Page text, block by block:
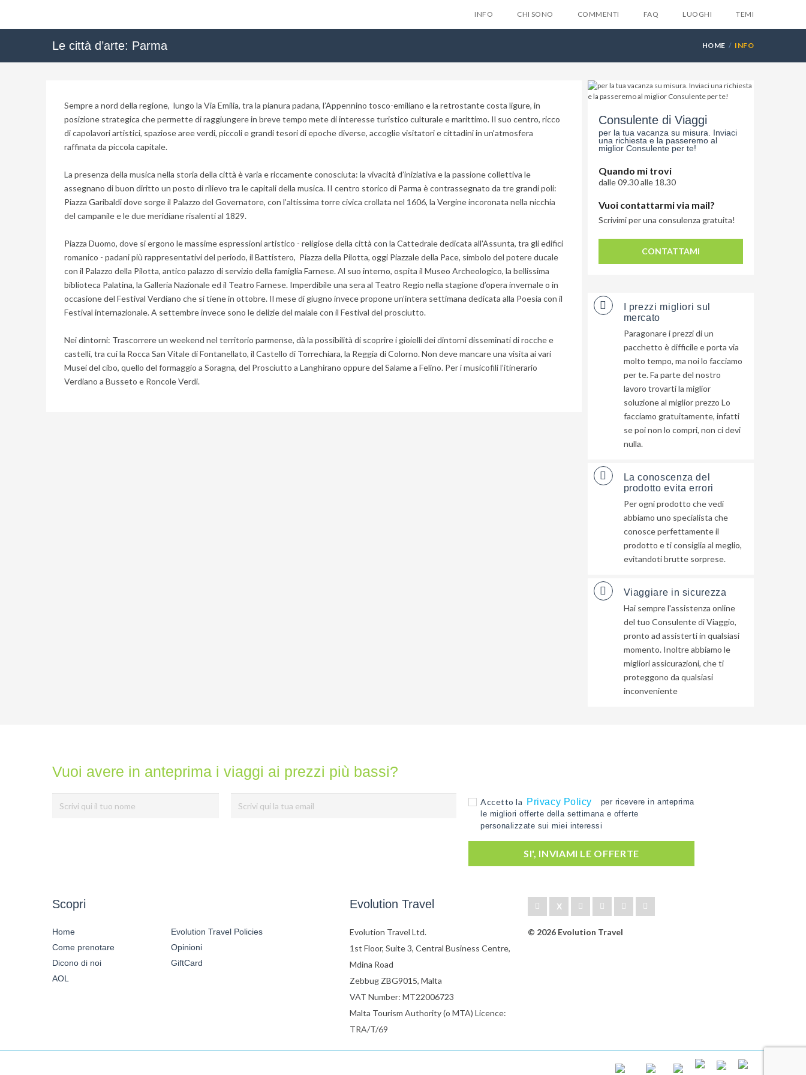
Lascia qui la tua email e ti invieremo
6 suggerimentiche
nessuno ti dara mai...
INFO CHI SONO COMMENTI FAQ LUOGHI TEMI
Le città d’arte: Parma HOME INFO
Sempre a nord della regione, lungo la Via Emilia, tra la pianura padana, l’Appennino tosco-emiliano e la retrostante costa ligure, in
posizione strategica che permette di raggiungere in breve tempo mete di interesse turistico culturale e marittimo. Il suo centro, ricco
di capolavori artistici, spaziose aree verdi, piccoli e grandi tesori di epoche diverse, accoglie visitatori e cittadini in un'atmosfera
raffinata da piccola capitale.
La presenza della musica nella storia della città è varia e riccamente conosciuta: la vivacità d’iniziativa e la passione collettiva le
assegnano di buon diritto un posto di rilievo tra le capitali della musica. II centro storico di Parma è contrassegnato da tre grandi poli:
Piazza Garibaldi dove sorge il Palazzo del Governatore, con l’altissima torre civica crollata nel 1606, la Vergine incoronata nella nicchia
del campanile e le due meridiane risalenti al 1829.
Piazza Duomo, dove si ergono le massime espressioni artistico - religiose della città con la Cattedrale dedicata all'Assunta, tra gli edifici
romanico - padani più rappresentativi del periodo, il Battistero, Piazza della Pilotta, oggi Piazzale della Pace, simbolo del potere ducale
con il Palazzo della Pilotta, antico palazzo di servizio della famiglia Farnese. Al suo interno, ospita il Museo Archeologico, la bellissima
biblioteca Palatina, la Galleria Nazionale ed il Teatro Farnese. Imperdibile una sera al Teatro Regio nella stagione d’opera invernale o in
occasione del Festival Verdiano che si tiene in ottobre. Il mese di giugno invece propone un’intera settimana dedicata alla Poesia con il
Festival internazionale. A settembre invece sono le delizie del maiale con il Festival del prosciutto.
Nei dintorni: Trascorrere un weekend nel territorio parmense, dà la possibilità di scoprire i gioielli dei dintorni disseminati di rocche e
castelli, tra cui la Rocca San Vitale di Fontanellato, il Castello di Torrechiara, la Reggia di Colorno. Non deve mancare una visita ai vari
Musei del cibo, quello del formaggio a Soragna, del Prosciutto a Langhirano oppure del Salame a Felino. Per i musicofili l’itinerario
Verdiano a Busseto e Roncole Verdi.
Consulente di Viaggi
per la tua vacanza su misura. Inviaci
una richiesta e la passeremo al
miglior Consulente per te!
Quando mi trovi
dalle 09.30 alle 18.30
Vuoi contattarmi via mail?
Scrivimi per una consulenza gratuita!
CONTATTAMI
I prezzi migliori sul
mercato
Paragonare i prezzi di un
pacchetto è difficile e porta via
molto tempo, ma noi lo facciamo
per te. Fa parte del nostro
lavoro trovarti la miglior
soluzione al miglior prezzo Lo
facciamo gratuitamente, infatti
se poi non lo compri, non ci devi
nulla.
La conoscenza del
prodotto evita errori
Per ogni prodotto che vedi
abbiamo uno specialista che
conosce perfettamente il
prodotto e ti consiglia al meglio,
evitandoti brutte sorprese.
Viaggiare in sicurezza
Hai sempre l'assistenza online
del tuo Consulente di Viaggio,
pronto ad assisterti in qualsiasi
momento. Inoltre abbiamo le
migliori assicurazioni, che ti
proteggono da qualsiasi
inconveniente
Vuoi avere in anteprima i viaggi ai prezzi più bassi?
Accetto la Privacy Policy
per ricevere in anteprima
le migliori offerte della settimana e offerte
personalizzate sui miei interessi
SI', INVIAMI LE OFFERTE
Scopri
Home
Evolution Travel Policies
Come prenotare
Opinioni
Dicono di noi
GiftCard
AOL
Evolution Travel
Evolution Travel Ltd.
1st Floor, Suite 3, Central Business Centre,
Mdina Road
Zebbug ZBG9015, Malta
VAT Number: MT22006723
Malta Tourism Authority (o MTA) Licence:
TRA/T/69
© 2026 Evolution Travel